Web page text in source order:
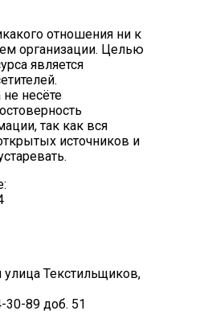
отношения ни к
организации. Целью
является
несёте
так как вся
источников и
улица Текстильщиков,
30-89 доб. 51